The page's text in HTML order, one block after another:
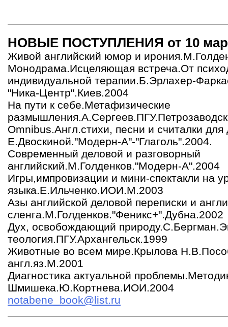
НОВЫЕ ПОСТУПЛЕНИЯ от 10
Живой английский юмор и
Монодрама.Исцеляющая встреча.От
индивидуальной терапии.Б.Эрлахер-
"Ника-Центр".Киев.2004
На пути к себе.Метафизические
Omnibus.Англ.стихи, песни и считалки для
Е.Двоскиной."Модерн-А"-"Глаголь".2004.
Современный деловой и разговорный
английский.М.Голденков."Модерн-А".2004
Игры,импровизации и мини-спектакли на
языка.Е.Ильченко.ИОИ.М.2003
Азы английской деловой переписки и
сленга.М.Голденков."Феникс+".Дубна.2002
Дух, освобождающий
теология.ПГУ.Архангельск.1999
Животные во всем мире.Крылова
англ.яз.М.2001
Диагностика актуальной
Шмишека.Ю.Кортнева.ИОИ.2004
notabene_book@list.ru